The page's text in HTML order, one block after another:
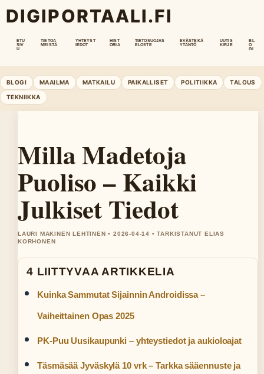
DIGIPORTAALI.FI
ETU
SIV
U
TIETOA
MEISTÄ
YHTEYST
IEDOT
HIST
ORIA
TIETOSUOJAS
ELOSTE
EVÄSTEKÄ
YTÄNTÖ
UUTIS
KIRJE
BL
O
GI
BLOGI MAAILMA MATKAILU PAIKALLISET POLITIIKKA TALOUS
TEKNIIKKA
Milla Madetoja
Puoliso – Kaikki
Julkiset Tiedot
LAURI MAKINEN LEHTINEN • 2026-04-14 • TARKISTANUT ELIAS
KORHONEN
4 LIITTYVAA ARTIKKELIA
Kuinka Sammutat Sijainnin Androidissa –
Vaiheittainen Opas 2025
PK-Puu Uusikaupunki – yhteystiedot ja aukioloajat
Täsmäsää Jyväskylä 10 vrk – Tarkka sääennuste ja